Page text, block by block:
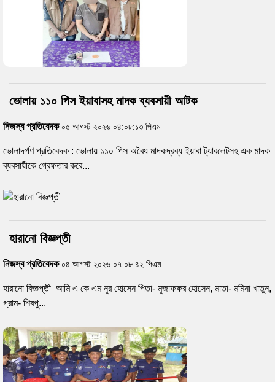
ভোলায় ১১০ পিস ইয়াবাসহ মাদক ব্যবসায়ী আটক
নিজস্ব প্রতিবেদক ০৫ আগস্ট ২০২৬ ০৪:০৮:১৩ পিএম
ভোলাদর্পণ প্রতিবেদক : ভোলায় ১১০ পিস অবৈধ মাদকদ্রব্য ইয়াবা ট্যাবলেটসহ এক মাদক
ব্যবসায়ীকে গ্রেফতার করে...
হারানো বিজ্ঞপ্তী
নিজস্ব প্রতিবেদক ০৪ আগস্ট ২০২৬ ০৭:০৮:৪২ পিএম
হারানো বিজ্ঞপ্তী আমি এ কে এম নুর হোসেন পিতা- মুজাফফর হোসেন, মাতা- মমিনা খাতুন,
গ্রাম- শিবপু...